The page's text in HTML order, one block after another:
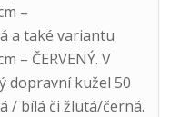
–
a také variantu
– ČERVENÝ. V
dopravní kužel 50
/ bílá či žlutá/černá.